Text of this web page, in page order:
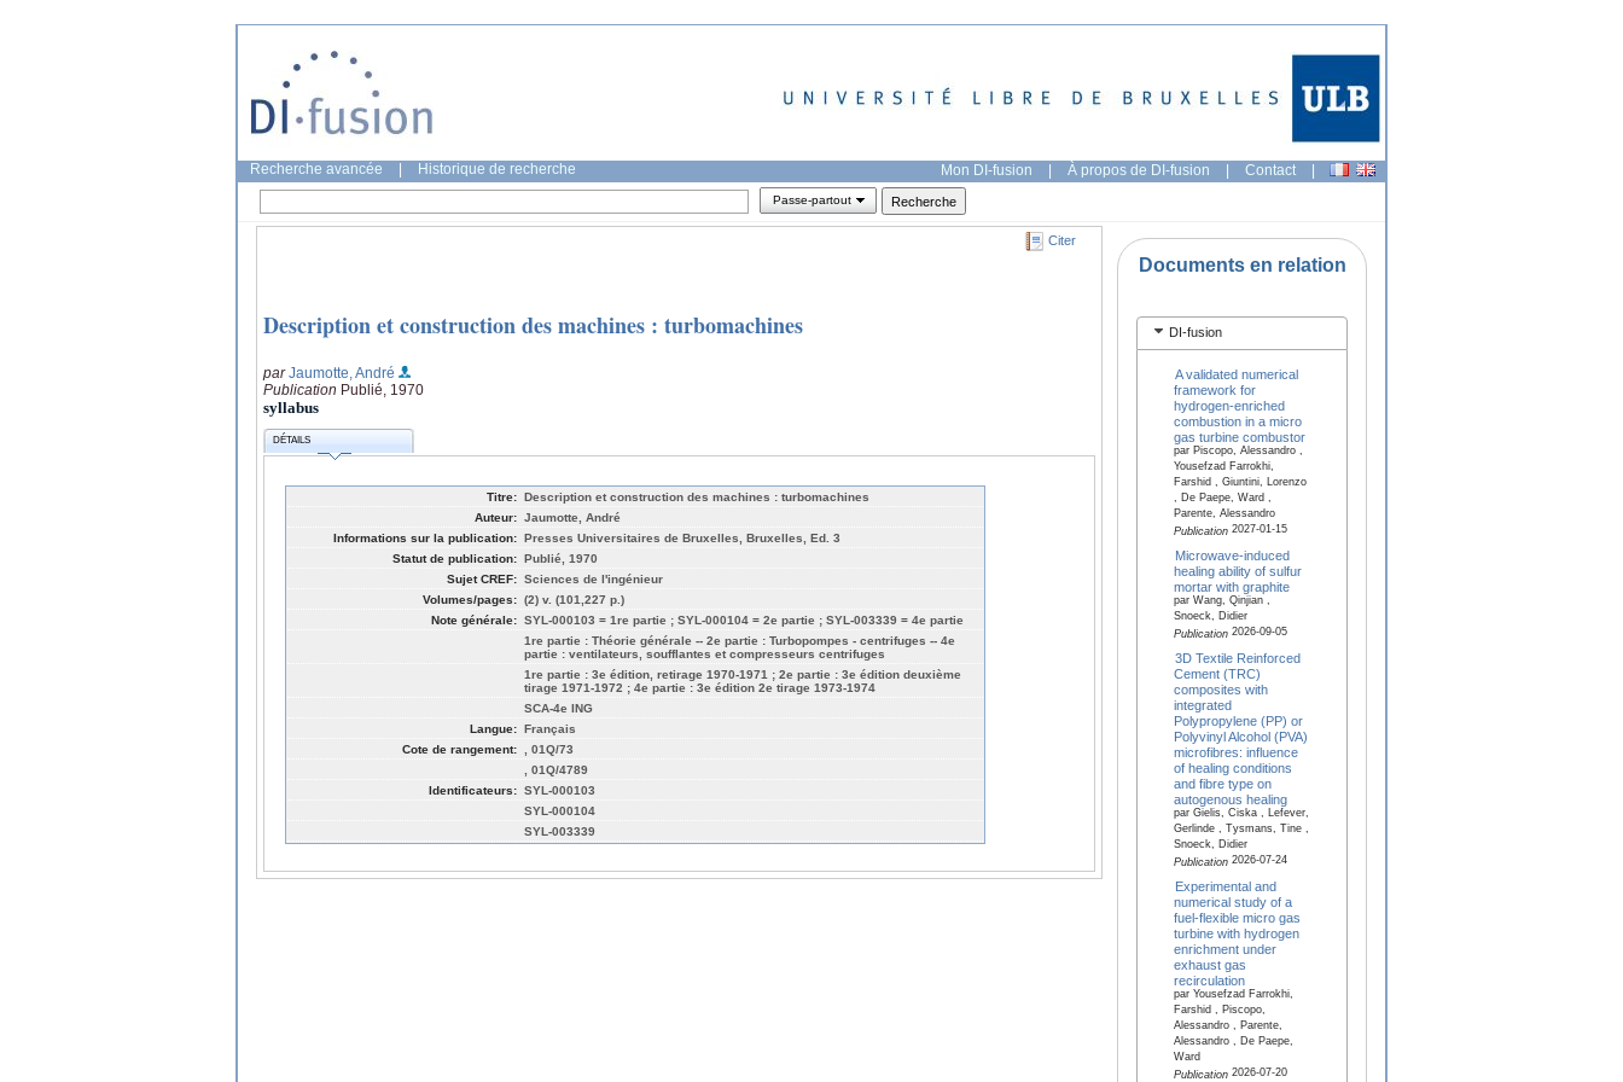
Recherche avancée Historique de recherche Mon DI-fusion | À propos de DI-fusion | Contact |
Passe-partout
Citer
Description et construction des machines : turbomachines
parJaumotte, André
Publication Publié, 1970
syllabus
DÉTAILS
Titre: Description et construction des machines : turbomachines
Auteur: Jaumotte, André
Informations sur la publication: Presses Universitaires de Bruxelles, Bruxelles, Ed. 3
Statut de publication: Publié, 1970
Sujet CREF: Sciences de l'ingénieur
Volumes/pages: (2) v. (101,227 p.)
Note générale: SYL-000103 = 1re partie ; SYL-000104 = 2e partie ; SYL-003339 = 4e partie
1re partie : Théorie générale -- 2e partie : Turbopompes - centrifuges -- 4e
partie : ventilateurs, soufflantes et compresseurs centrifuges
1re partie : 3e édition, retirage 1970-1971 ; 2e partie : 3e édition deuxième
tirage 1971-1972 ; 4e partie : 3e édition 2e tirage 1973-1974
SCA-4e ING
Langue: Français
Cote de rangement:
, 01Q/73
, 01Q/4789
Identificateurs: SYL-000103
SYL-000104
SYL-003339
Documents en relation
DI-fusion
A validated numerical
framework for
hydrogen-enriched
combustion in a micro
gas turbine combustor
par Piscopo, Alessandro ,
Yousefzad Farrokhi,
Farshid , Giuntini, Lorenzo
, De Paepe, Ward ,
Parente, Alessandro
Publication2027-01-15
Microwave-induced
healing ability of sulfur
mortar with graphite
par Wang, Qinjian ,
Snoeck, Didier
Publication2026-09-05
3D Textile Reinforced
Cement (TRC)
composites with
integrated
Polypropylene (PP) or
Polyvinyl Alcohol (PVA)
microfibres: influence
of healing conditions
and fibre type on
autogenous healing
par Gielis, Ciska , Lefever,
Gerlinde , Tysmans, Tine ,
Snoeck, Didier
Publication2026-07-24
Experimental and
numerical study of a
fuel-flexible micro gas
turbine with hydrogen
enrichment under
exhaust gas
recirculation
par Yousefzad Farrokhi,
Farshid , Piscopo,
Alessandro , Parente,
Alessandro , De Paepe,
Ward
Publication2026-07-20